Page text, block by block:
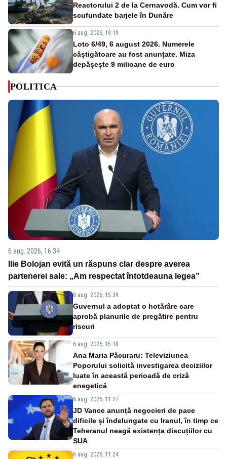
Reactorului 2 de la Cernavodă. Cum vor fi
scufundate barjele în Dunăre
6 aug. 2026, 19:19
Loto 6/49, 6 august 2026. Numerele
câștigătoare au fost anunțate. Miza
depășește 9 milioane de euro
POLITICA
6 aug. 2026, 16:34
Ilie Bolojan evită un răspuns clar despre averea
partenerei sale: „Am respectat întotdeauna legea”
6 aug. 2026, 15:39
Guvernul a adoptat o hotărâre care
aprobă planurile de pregătire pentru
riscuri
6 aug. 2026, 15:18
Ana Maria Păcuraru: Televiziunea
Poporului solicită investigarea deciziilor
luate în această perioadă de criză
enegetică
6 aug. 2026, 11:27
JD Vance anunță negocieri de pace
dificile și îndelungate cu Iranul, în timp ce
Teheranul neagă existența discuțiilor cu
SUA
6 aug. 2026, 11:24